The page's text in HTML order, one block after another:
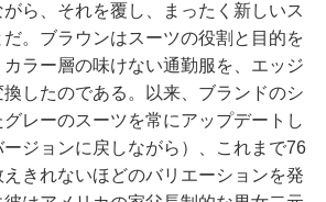
ら、それを覆し、まったく新しいス
。ブラウンはスーツの役割と目的を
ラー層の味けない通勤服を、エッジ
したのである。以来、ブランドのシ
レーのスーツを常にアップデートし
ジョンに戻しながら）、これまで76
きれないほどのバリエーションを発